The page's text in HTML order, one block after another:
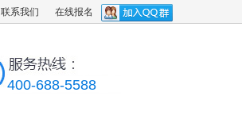
联系我们 在线报名
400-688-5588